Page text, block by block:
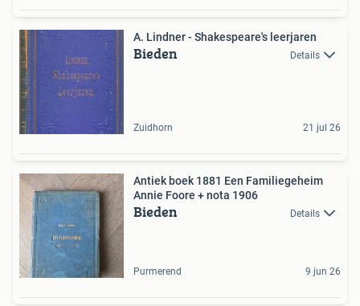
A. Lindner - Shakespeare's leerjaren
Bieden Details
Zuidhorn 21 jul 26
Antiek boek 1881 Een Familiegeheim
Annie Foore + nota 1906
Bieden Details
Purmerend 9 jun 26